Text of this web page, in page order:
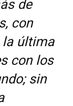
de
con
la última
con los
sin